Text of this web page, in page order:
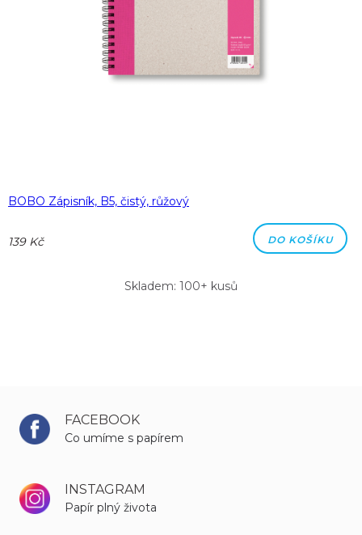
BOBO Zápisník, B5, čistý, růžový
139 Kč DO KOŠÍKU
Skladem: 100+ kusů
FACEBOOK
Co umíme s papírem
INSTAGRAM
Papír plný života